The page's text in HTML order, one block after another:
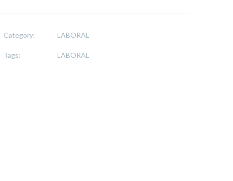
Category: LABORAL
Tags: LABORAL